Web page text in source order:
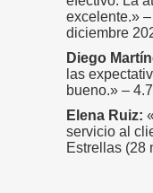
excelente.»
diciembre
Diego
las
bueno.» –
Elena Ruiz:
servicio al
Estrellas (28